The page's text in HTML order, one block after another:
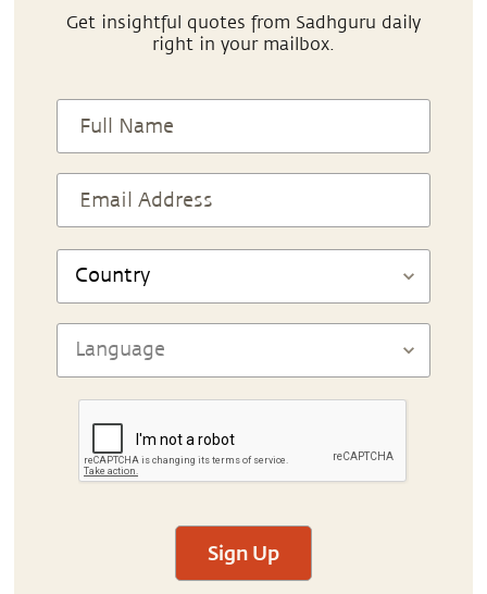
Get insightful quotes from Sadhguru daily
right in your mailbox.
Sign Up